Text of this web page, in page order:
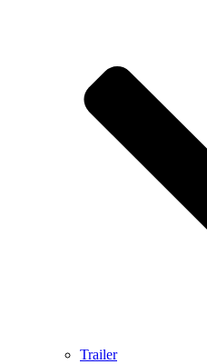
Trailer